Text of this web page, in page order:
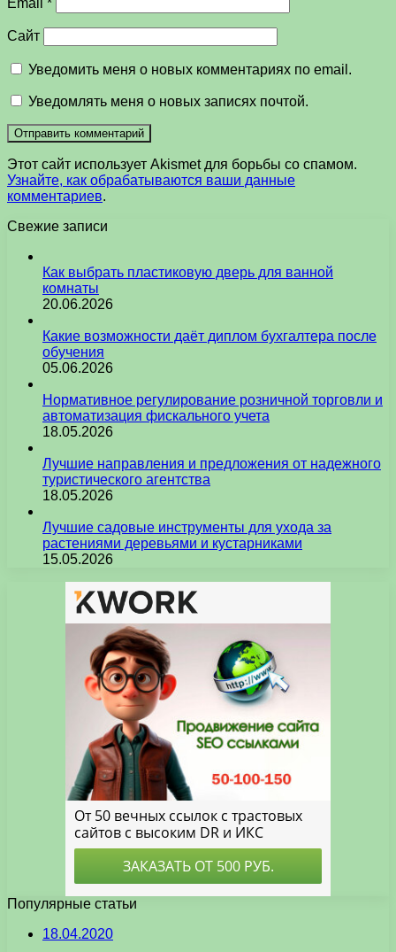
Сайт
Уведомить меня о новых комментариях по email.
Уведомлять меня о новых записях почтой.
Этот сайт использует Akismet для борьбы со спамом.
Узнайте, как обрабатываются ваши данные
комментариев.
Свежие записи
Как выбрать пластиковую дверь для ванной
комнаты
20.06.2026
Какие возможности даёт диплом бухгалтера после
обучения
05.06.2026
Нормативное регулирование розничной торговли и
автоматизация фискального учета
18.05.2026
Лучшие направления и предложения от надежного
туристического агентства
18.05.2026
Лучшие садовые инструменты для ухода за
растениями деревьями и кустарниками
15.05.2026
Популярные статьи
18.04.2020